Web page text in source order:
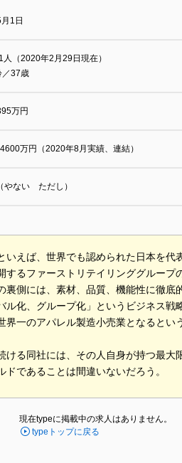
1日
（2020年2月29日現在）
／37歳
万円
万円（2020年8月実績、連結）
やない ただし）
いえば、世界でも認められた日本を代
するファーストリテイリンググループ
裏側には、素材、品質、機能性に徹
ル化、グループ化」というビジネス
界一のアパレル製造小売業となるとい
ける同社には、その人自身が持つ最
ドであることは間違いないだろう。
現在typeに掲載中の求人はありません。
typeトップに戻る